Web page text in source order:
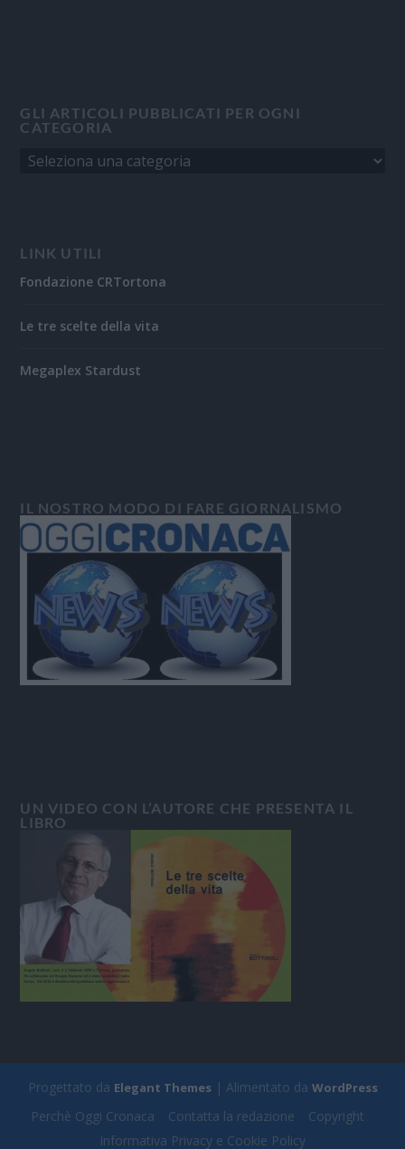
GLI ARTICOLI PUBBLICATI PER OGNI
CATEGORIA
LINK UTILI
Fondazione CRTortona
Le tre scelte della vita
Megaplex Stardust
IL NOSTRO MODO DI FARE GIORNALISMO
UN VIDEO CON L’AUTORE CHE PRESENTA IL
LIBRO
Progettato da Elegant Themes| Alimentato da WordPress
Perchè Oggi Cronaca Contatta la redazione
Copyright
Informativa Privacy e Cookie Policy